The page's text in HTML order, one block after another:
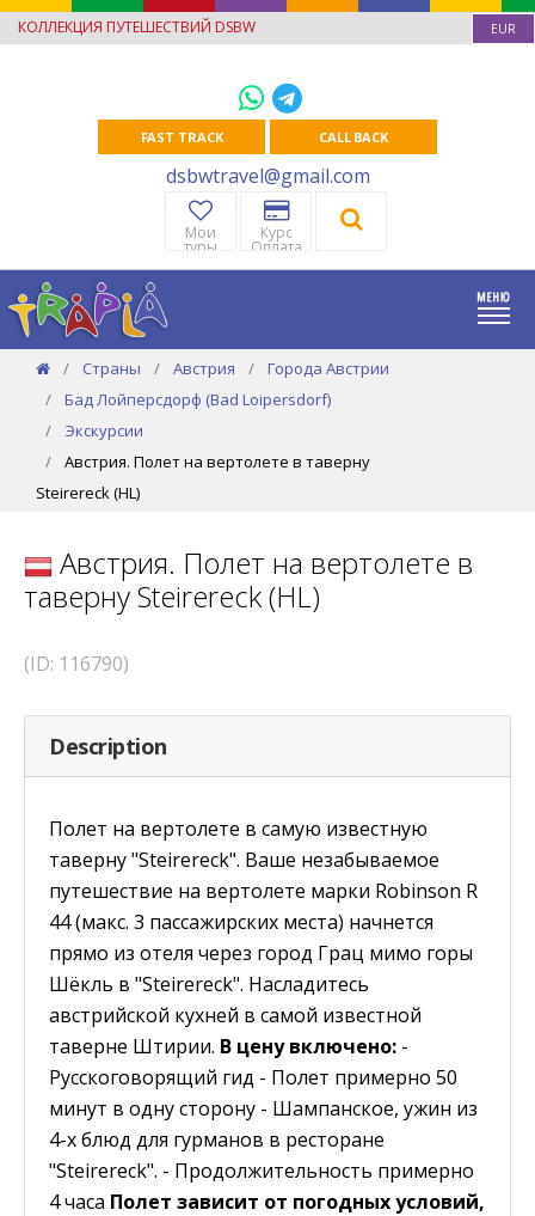
КОЛЛЕКЦИЯ ПУТЕШЕСТВИЙ DSBW EUR
FAST TRACK CALL BACK
dsbwtravel@gmail.com
Мои
туры
Курс
Оплата
Страны Австрия
Города Австрии
Бад Лойперсдорф (Bad Loipersdorf)
Экскурсии
Австрия. Полет на вертолете в таверну
Steirereck (HL)
Австрия. Полет на вертолете в
таверну Steirereck (HL)
(ID: 116790)
Description
Полет на вертолете в самую известную
таверну "Steirereck". Ваше незабываемое
путешествие на вертолете марки Robinson R
44 (макс. 3 пассажирских места) начнется
прямо из отеля через город Грац мимо горы
Шёкль в "Steirereck". Насладитесь
австрийской кухней в самой известной
таверне Штирии. В цену включено: -
Русскоговорящий гид - Полет примерно 50
минут в одну сторону - Шампанское, ужин из
4-х блюд для гурманов в ресторане
"Steirereck". - Продолжительность примерно
4 часа Полет зависит от погодных условий,